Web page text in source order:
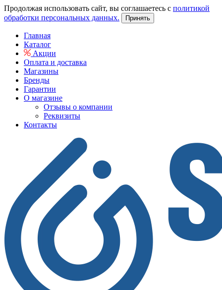
Продолжая использовать сайт, вы соглашаетесь с политикой
обработки персональных данных.
Принять
Главная
Каталог
Акции
Оплата и доставка
Магазины
Бренды
Гарантии
О магазине
Отзывы о компании
Реквизиты
Контакты